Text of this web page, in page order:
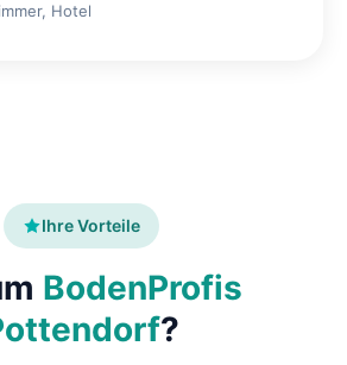
Hotel
Ihre Vorteile
BodenProfis
?